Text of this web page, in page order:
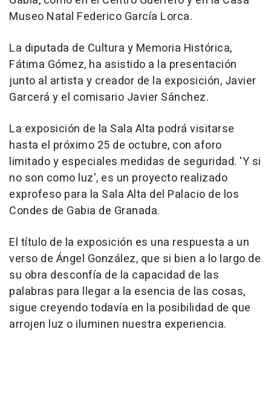
Museo Natal Federico García Lorca.
La diputada de Cultura y Memoria Histórica,
Fátima Gómez, ha asistido a la presentación
junto al artista y creador de la exposición, Javier
Garcerá y el comisario Javier Sánchez.
La exposición de la Sala Alta podrá visitarse
hasta el próximo 25 de octubre, con aforo
limitado y especiales medidas de seguridad. 'Y si
no son como luz', es un proyecto realizado
exprofeso para la Sala Alta del Palacio de los
Condes de Gabia de Granada.
El título de la exposición es una respuesta a un
verso de Ángel González, que si bien a lo largo de
su obra desconfía de la capacidad de las
palabras para llegar a la esencia de las cosas,
sigue creyendo todavía en la posibilidad de que
arrojen luz o iluminen nuestra experiencia.